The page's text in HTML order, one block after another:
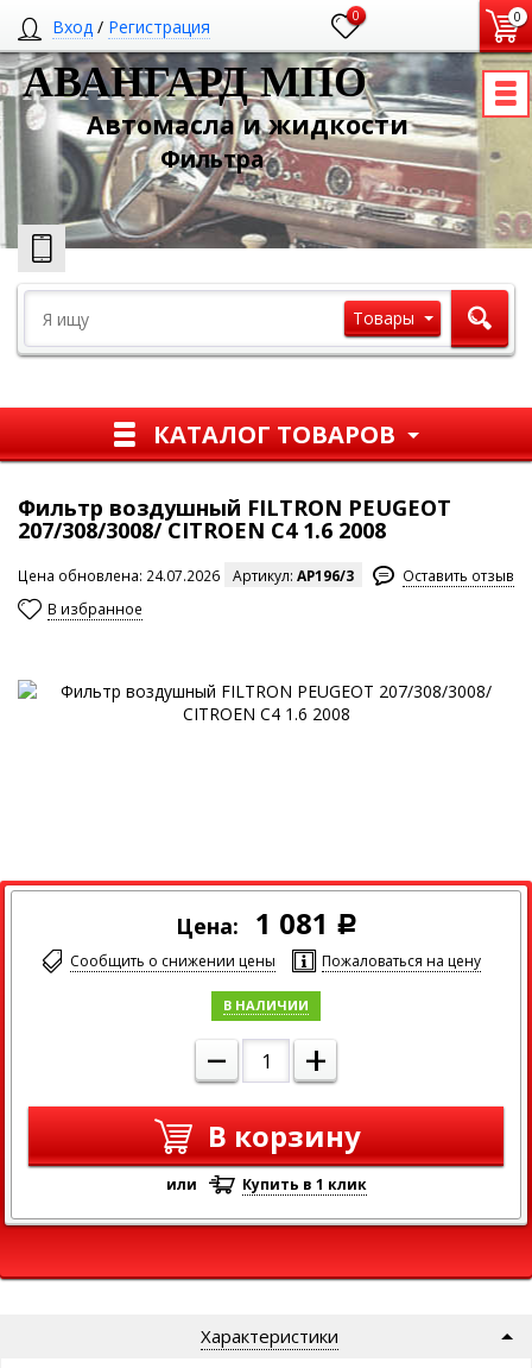
Вход / Регистрация 0 0
АВАНГАРД МПО
Автомасла и жидкости
Фильтра
Товары
КАТАЛОГ ТОВАРОВ
Фильтр воздушный FILTRON PEUGEOT
207/308/3008/ CITROEN C4 1.6 2008
Цена обновлена: 24.07.2026 Артикул:AP196/3
Оставить отзыв
В избранное
Цена: 1 081
Р
Сообщить о снижении цены
Пожаловаться на цену
В НАЛИЧИИ
– +
В корзину
или Купить в 1 клик
Характеристики